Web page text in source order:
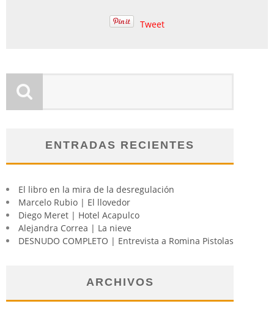
Tweet
ENTRADAS RECIENTES
El libro en la mira de la desregulación
Marcelo Rubio | El llovedor
Diego Meret | Hotel Acapulco
Alejandra Correa | La nieve
DESNUDO COMPLETO | Entrevista a Romina Pistolas
ARCHIVOS